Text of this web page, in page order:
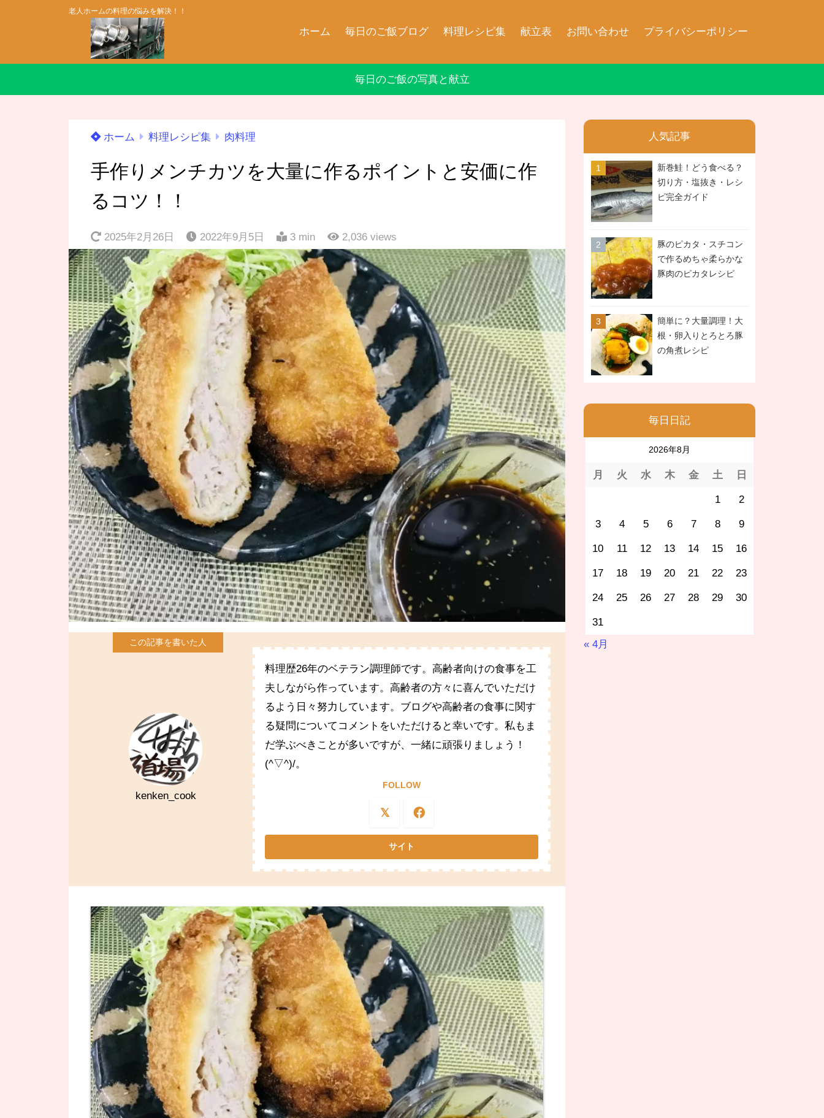
老人ホームの料理の悩みを解決！！
ホーム 毎日のご飯ブログ 料理レシピ集 献立表 お問い合わせ プライバシーポリシー
毎日のご飯の写真と献立
ホーム 料理レシピ集 肉料理
手作りメンチカツを大量に作るポイントと安価に作
るコツ！！
2025年2月26日 2022年9月5日 3 min 2,036 views
kenken_cook
料理歴26年のベテラン調理師です。高齢者向けの食事を工
夫しながら作っています。高齢者の方々に喜んでいただけ
るよう日々努力しています。ブログや高齢者の食事に関す
る疑問についてコメントをいただけると幸いです。私もま
だ学ぶべきことが多いですが、一緒に頑張りましょう！
(^▽^)/。
FOLLOW
人気記事
新巻鮭！どう食べる？
切り方・塩抜き・レシ
ピ完全ガイド
豚のピカタ・スチコン
で作るめちゃ柔らかな
豚肉のピカタレシピ
簡単に？大量調理！大
根・卵入りとろとろ豚
の角煮レシピ
毎日日記
2026年8月
月 火 水 木 金 土 日
1 2
3 4 5 6 7 8 9
10 11 12 13 14 15 16
17 18 19 20 21 22 23
24 25 26 27 28 29 30
31
« 4月